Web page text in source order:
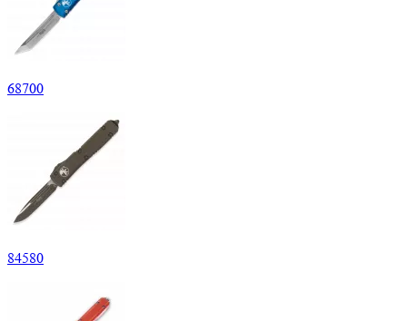
68700
84580